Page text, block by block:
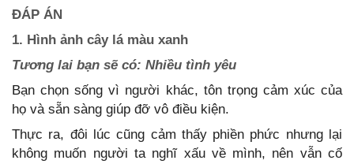
ĐÁP ÁN
1. Hình ảnh cây lá màu xanh
Tương lai bạn sẽ có: Nhiều tình yêu
Bạn chọn sống vì người khác, tôn trọng cảm xúc của
họ và sẵn sàng giúp đỡ vô điều kiện.
Thực ra, đôi lúc cũng cảm thấy phiền phức nhưng lại
không muốn người ta nghĩ xấu về mình, nên vẫn cố